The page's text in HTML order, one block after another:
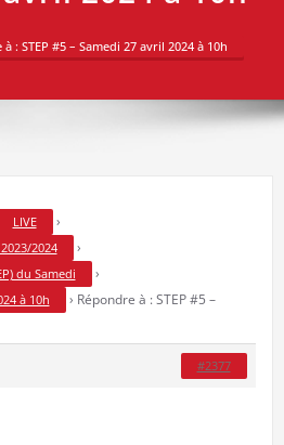
: STEP #5 – Samedi 27 avril 2024 à 10h
LIVE ›
2024 ›
du Samedi ›
à 10h › Répondre à : STEP #5 –
#2377